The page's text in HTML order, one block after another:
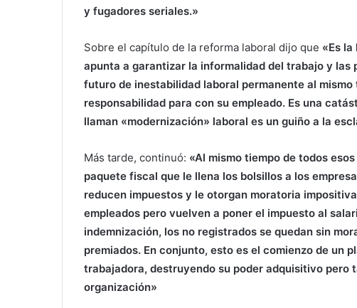
y fugadores seriales.»
Sobre el capítulo de la reforma laboral dijo que «Es
apunta a garantizar la informalidad del trabajo y las
futuro de inestabilidad laboral permanente al
responsabilidad para con su empleado. Es una
llaman «modernización» laboral es un guiño a la
Más tarde, continuó: «Al mismo tiempo de todos
paquete fiscal que le llena los bolsillos a los
reducen impuestos y le otorgan moratoria
empleados pero vuelven a poner el impuesto al
indemnización, los no registrados se quedan sin
premiados. En conjunto, esto es el comienzo de un
trabajadora, destruyendo su poder adquisitivo pero
organización»